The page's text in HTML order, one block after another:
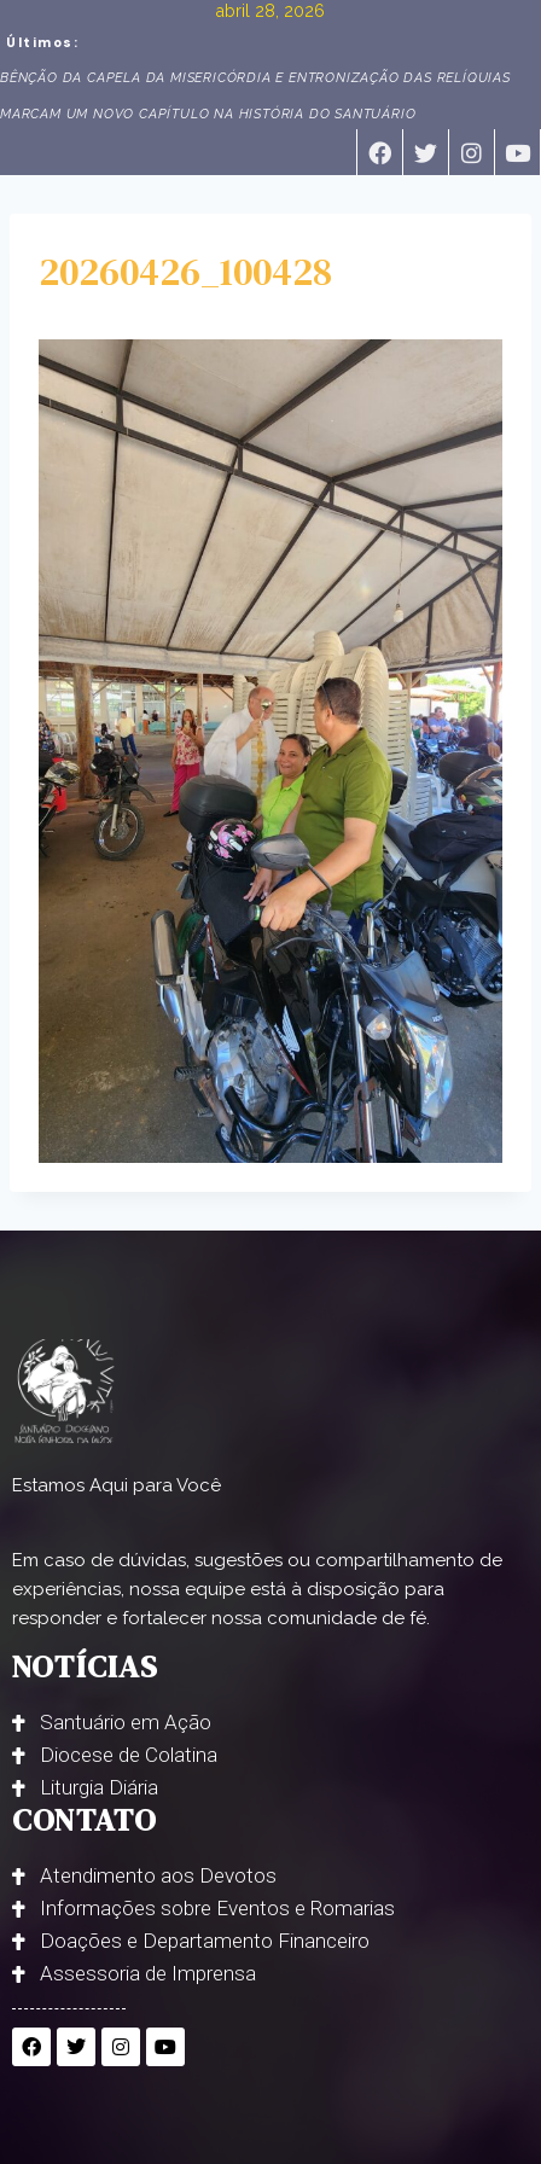
abril 28, 2026
Últimos:
ROMARIA DIOCESANA DA PASTORAL FAMILIAR E DO ECC REÚNE
SANTUÁRIO DE NOSSA SENHORA DA SAÚDE
20260426_100428
Estamos Aqui para Você
Em caso de dúvidas, sugestões ou compartilhamento de
experiências, nossa equipe está à disposição para
responder e fortalecer nossa comunidade de fé.
NOTÍCIAS
Santuário em Ação
Diocese de Colatina
Liturgia Diária
CONTATO
Atendimento aos Devotos
Informações sobre Eventos e Romarias
Doações e Departamento Financeiro
Assessoria de Imprensa